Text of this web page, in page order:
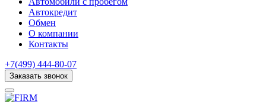
Автокредит
Обмен
О компании
Контакты
+7(499) 444-80-07
Заказать звонок